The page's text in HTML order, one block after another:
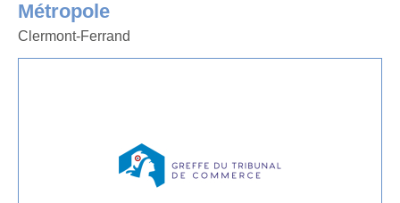
Métropole
Clermont-Ferrand